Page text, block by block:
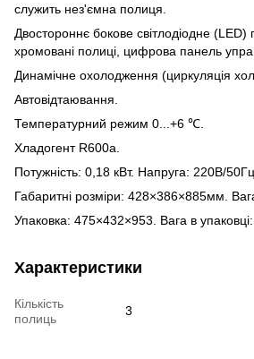
служить нез'ємна полиця.
Двостороннє бокове світлодіодне (LED)
хромовані полиці, цифрова панель
Динамічне охолодження (циркуляція
Автовідтаювання.
Температурний режим 0...+6 ℃.
Хладогент R600a.
Потужність: 0,18 кВт. Напруга: 220В/50Гц.
Габаритні розміри: 428×386×885мм.
Упаковка: 475×432×953. Вага в упаковці:
Характеристики
Кількість
полиць
3